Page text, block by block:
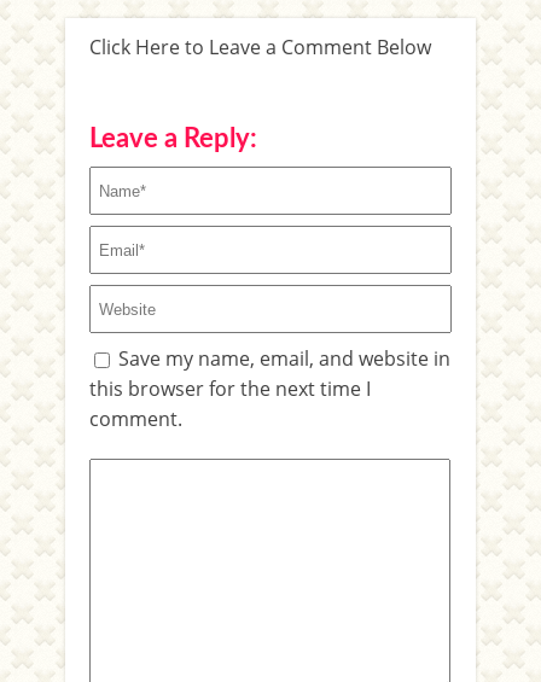
Click Here to Leave a Comment Below
Leave a Reply:
Save my name, email, and website in
this browser for the next time I
comment.